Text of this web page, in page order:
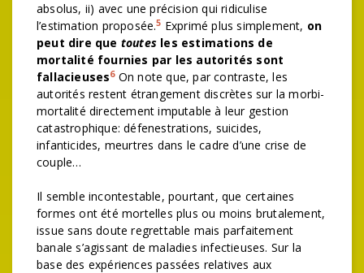
absolus, ii) avec une précision qui ridiculise
l’estimation proposée.5 Exprimé plus simplement, on
peut dire que toutes les estimations de
mortalité fournies par les autorités sont
fallacieuses6On note que, par contraste, les
autorités restent étrangement discrètes sur la morbi-
mortalité directement imputable à leur gestion
catastrophique: défenestrations, suicides,
infanticides, meurtres dans le cadre d’une crise de
couple…
Il semble incontestable, pourtant, que certaines
formes ont été mortelles plus ou moins brutalement,
issue sans doute regrettable mais parfaitement
banale s’agissant de maladies infectieuses. Sur la
base des expériences passées relatives aux